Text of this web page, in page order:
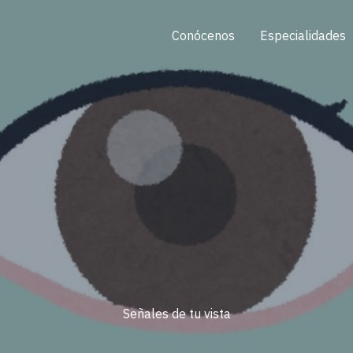
Conócenos Especialidades
Señales de tu vista